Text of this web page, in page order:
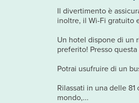
Il divertimento è
inoltre, il Wi-Fi gratuito
Un hotel dispone di un
preferito! Presso
Potrai usufruire di un
Rilassati in una delle
mondo,...